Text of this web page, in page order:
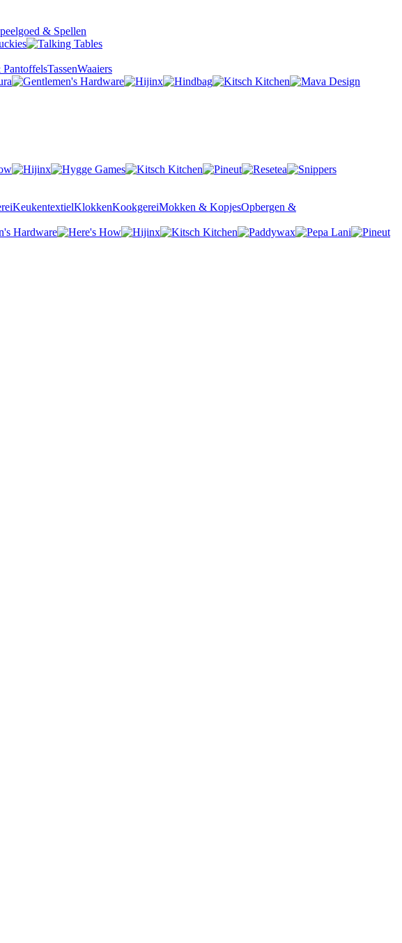
& Spellen
TassenWaaiers
KeukentextielKlokkenKookgereiMokken & KopjesOpbergen &